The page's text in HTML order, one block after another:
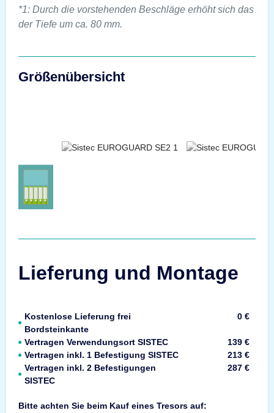
*1: Durch die vorstehenden Beschläge erhöht sich das
der Tiefe um ca. 80 mm.
Größenübersicht
Lieferung und Montage
Kostenlose Lieferung frei
Bordsteinkante
0 €
Vertragen Verwendungsort SISTEC
139 €
Vertragen inkl. 1 Befestigung SISTEC
213 €
Vertragen inkl. 2 Befestigungen
SISTEC
287 €
Bitte achten Sie beim Kauf eines Tresors auf: